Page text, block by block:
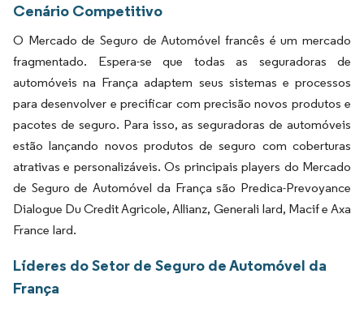
Cenário Competitivo
O Mercado de Seguro de Automóvel francês é um mercado
fragmentado. Espera-se que todas as seguradoras de
automóveis na França adaptem seus sistemas e processos
para desenvolver e precificar com precisão novos produtos e
pacotes de seguro. Para isso, as seguradoras de automóveis
estão lançando novos produtos de seguro com coberturas
atrativas e personalizáveis. Os principais players do Mercado
de Seguro de Automóvel da França são Predica-Prevoyance
Dialogue Du Credit Agricole, Allianz, Generali Iard, Macif e Axa
France Iard.
Líderes do Setor de Seguro de Automóvel da
França